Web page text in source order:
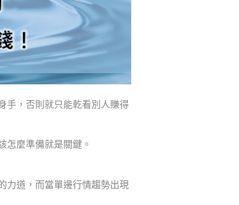
手，否則就只能乾看別人賺得
怎麼準備就是關鍵。
力道，而當單邊行情趨勢出現